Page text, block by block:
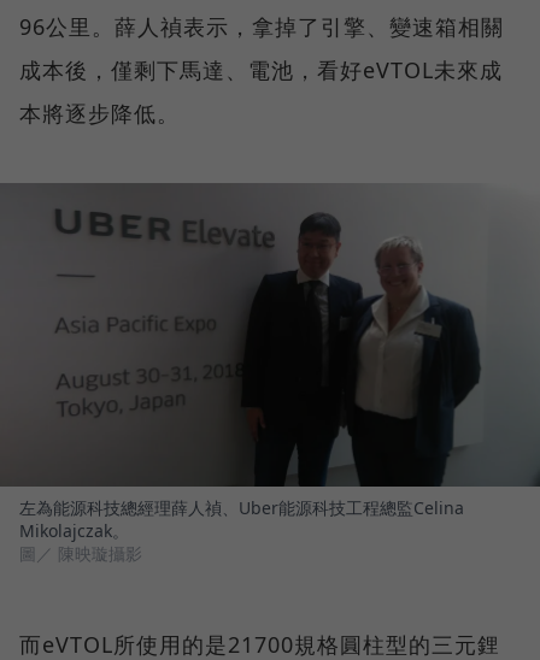
96公里。薛人禎表示，拿掉了引擎、變速箱相關
成本後，僅剩下馬達、電池，看好eVTOL未來成
本將逐步降低。
左為能源科技總經理薛人禎、Uber能源科技工程總監Celina
Mikolajczak。
圖／ 陳映璇攝影
而eVTOL所使用的是21700規格圓柱型的三元鋰